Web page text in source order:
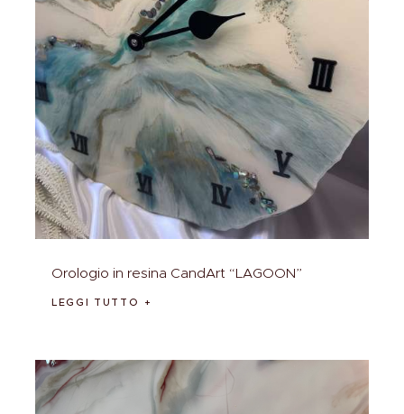
Orologio in resina CandArt “LAGOON”
LEGGI TUTTO